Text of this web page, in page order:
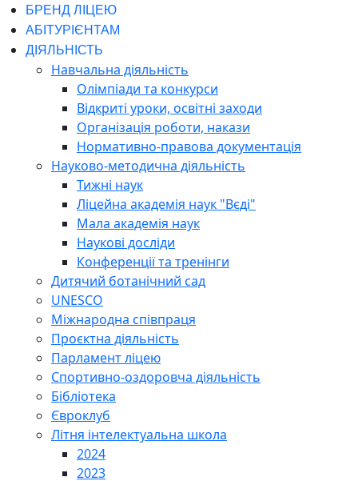
БРЕНД ЛІЦЕЮ
АБІТУРІЄНТАМ
ДІЯЛЬНІСТЬ
Навчальна діяльність
Олімпіади та конкурси
Відкриті уроки, освітні заходи
Організація роботи, накази
Нормативно-правова документація
Науково-методична діяльність
Тижні наук
Ліцейна академія наук "Вєді"
Мала академія наук
Наукові досліди
Конференції та тренінги
Дитячий ботанічний сад
UNESCO
Міжнародна співпраця
Проєктна діяльність
Парламент ліцею
Спортивно-оздоровча діяльність
Бібліотека
Євроклуб
Літня інтелектуальна школа
2024
2023